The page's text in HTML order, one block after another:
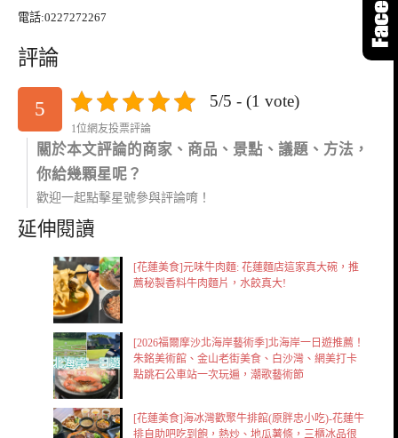
電話:0227272267
評論
5 5/5 - (1 vote)
1位網友投票評論
關於本文評論的商家、商品、景點、議題、方法，
你給幾顆星呢？
歡迎一起點擊星號參與評論唷！
延伸閱讀
[花蓮美食]元味牛肉麵: 花蓮麵店這家真大碗，推
薦秘製香料牛肉麵片，水餃真大!
[2026福爾摩沙北海岸藝術季]北海岸一日遊推薦！
朱銘美術館、金山老街美食、白沙灣、網美打卡
點跳石公車站一次玩遍，潮歌藝術節
[花蓮美食]海冰灣歡聚牛排館(原胖忠小吃)-花蓮牛
排自助吧吃到飽，熱炒、地瓜薯條，三櫃冰品很